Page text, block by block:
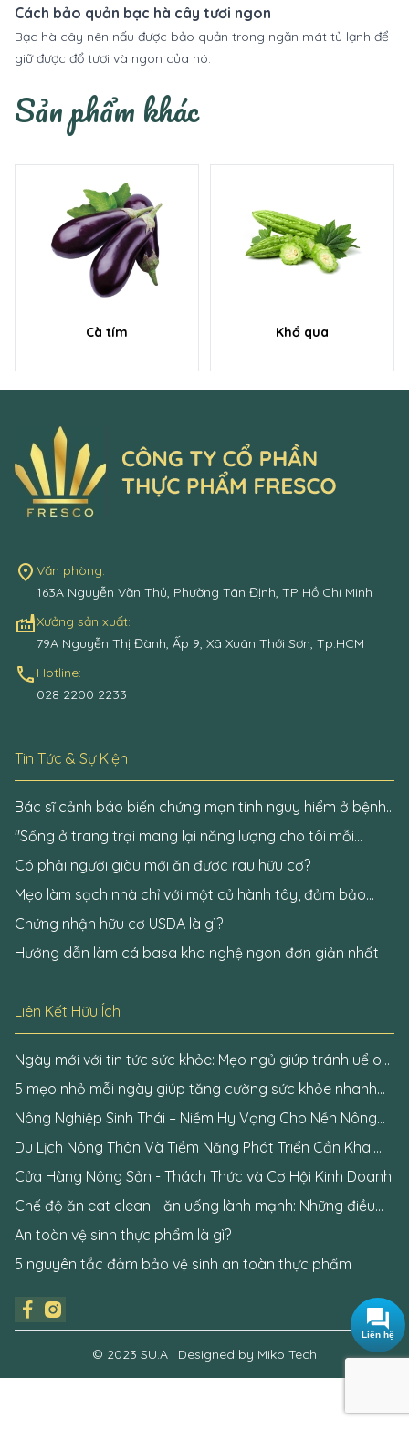
Cách bảo quản bạc hà cây tươi ngon
Bạc hà cây nên nấu được bảo quản trong ngăn mát tủ lạnh để
giữ được đổ tươi và ngon của nó.
Sản phẩm khác
Cà tím Khổ qua
place Văn phòng:
163A Nguyễn Văn Thủ, Phường Tân Định, TP Hồ Chí Minh
factoryXưởng sản xuất:
79A Nguyễn Thị Đành, Ấp 9, Xã Xuân Thới Sơn, Tp.HCM
call Hotline:
028 2200 2233
Tin Tức & Sự Kiện
Bác sĩ cảnh báo biến chứng mạn tính nguy hiểm ở bệnh
nhân đái tháo đường
"Sống ở trang trại mang lại năng lượng cho tôi mỗi
ngày"
Có phải người giàu mới ăn được rau hữu cơ?
Mẹo làm sạch nhà chỉ với một củ hành tây, đảm bảo
không còn một bóng virus Covid-19
Chứng nhận hữu cơ USDA là gì?
Hướng dẫn làm cá basa kho nghệ ngon đơn giản nhất
Liên Kết Hữu Ích
Ngày mới với tin tức sức khỏe: Mẹo ngủ giúp tránh uể oải
khi thức dậy
5 mẹo nhỏ mỗi ngày giúp tăng cường sức khỏe nhanh
chóng
Nông Nghiệp Sinh Thái – Niềm Hy Vọng Cho Nền Nông
Nghiệp Tương Lai
Du Lịch Nông Thôn Và Tiềm Năng Phát Triển Cần Khai
Phá
Cửa Hàng Nông Sản - Thách Thức và Cơ Hội Kinh Doanh
Chế độ ăn eat clean - ăn uống lành mạnh: Những điều
cần biết
An toàn vệ sinh thực phẩm là gì?
5 nguyên tắc đảm bảo vệ sinh an toàn thực phẩm
© 2023 SU.A | Designed by Miko Tech
Liên hệ